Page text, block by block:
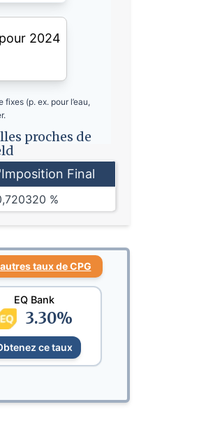
2024
(p. ex. pour l’eau,
proches de
Final
%
taux de CPG
EQ Bank
3.30%
ce taux